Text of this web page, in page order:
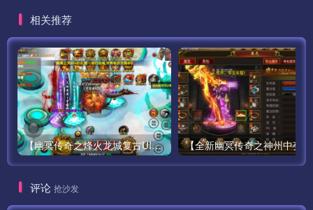
设教程-GM总运营管理后台-
网页总运营管理后台-苹果
IOS安卓双端版本！
版本！
相关推荐
【幽冥传奇之烽火龙城复古UI修复版新增多套玩法】站长推荐经典PK类动作手游最新打包Win服务端源码视频架设教程-战纹-战宠-星魂-汽车-神装-GM多功能运营后台-全新授权网页后台！
评论 抢沙发